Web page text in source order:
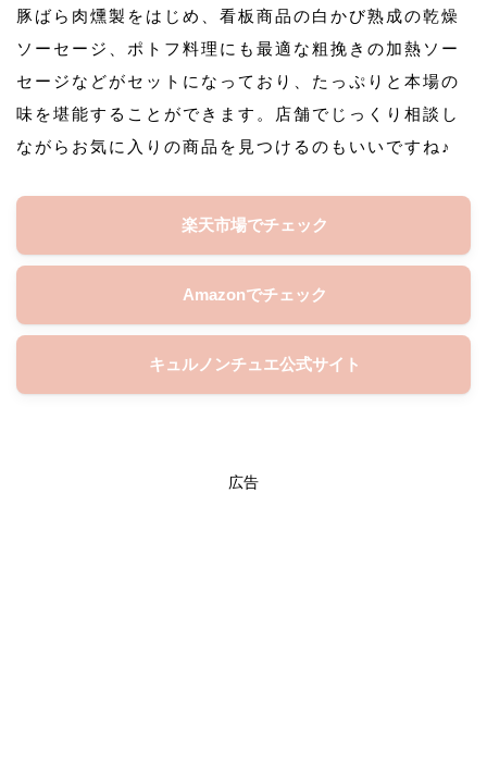
豚ばら肉燻製をはじめ、看板商品の白かび熟成の乾燥
ソーセージ、ポトフ料理にも最適な粗挽きの加熱ソー
セージなどがセットになっており、たっぷりと本場の
味を堪能することができます。店舗でじっくり相談し
ながらお気に入りの商品を見つけるのもいいですね♪
楽天市場でチェック
Amazonでチェック
キュルノンチュエ公式サイト
広告